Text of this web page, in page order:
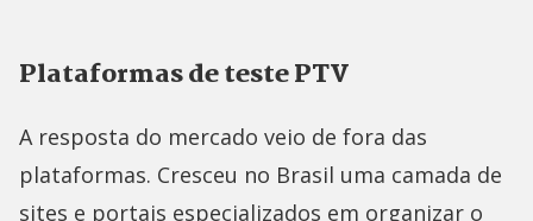
Plataformas de teste PTV
A resposta do mercado veio de fora das
plataformas. Cresceu no Brasil uma camada de
sites e portais especializados em organizar o